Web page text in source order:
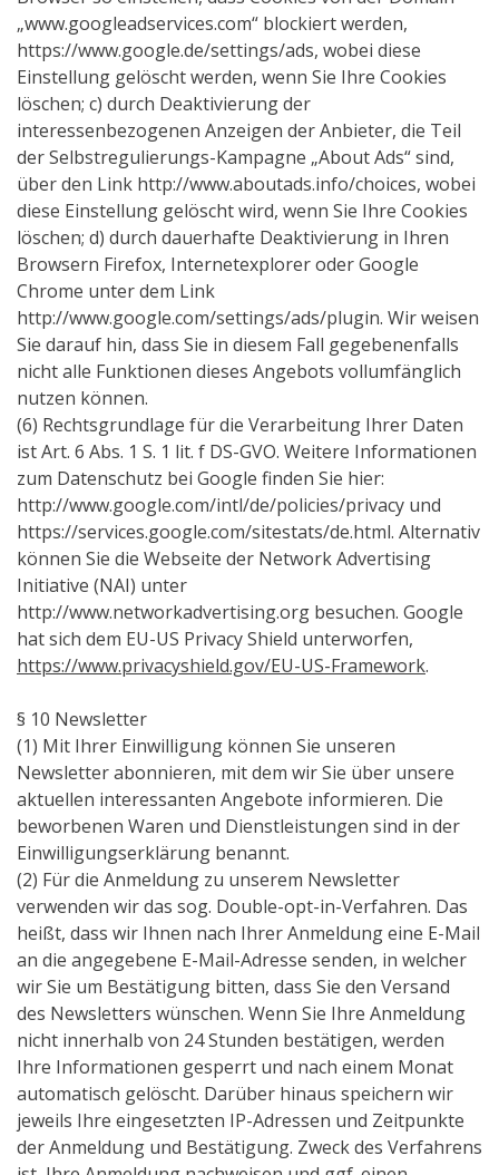
„www.googleadservices.com“ blockiert werden,
https://www.google.de/settings/ads, wobei diese
Einstellung gelöscht werden, wenn Sie Ihre Cookies
löschen; c) durch Deaktivierung der
interessenbezogenen Anzeigen der Anbieter, die Teil
der Selbstregulierungs-Kampagne „About Ads“ sind,
über den Link http://www.aboutads.info/choices, wobei
diese Einstellung gelöscht wird, wenn Sie Ihre Cookies
löschen; d) durch dauerhafte Deaktivierung in Ihren
Browsern Firefox, Internetexplorer oder Google
Chrome unter dem Link
http://www.google.com/settings/ads/plugin. Wir weisen
Sie darauf hin, dass Sie in diesem Fall gegebenenfalls
nicht alle Funktionen dieses Angebots vollumfänglich
nutzen können.
(6) Rechtsgrundlage für die Verarbeitung Ihrer Daten
ist Art. 6 Abs. 1 S. 1 lit. f DS-GVO. Weitere Informationen
zum Datenschutz bei Google finden Sie hier:
http://www.google.com/intl/de/policies/privacy und
https://services.google.com/sitestats/de.html. Alternativ
können Sie die Webseite der Network Advertising
Initiative (NAI) unter
http://www.networkadvertising.org besuchen. Google
hat sich dem EU-US Privacy Shield unterworfen,
https://www.privacyshield.gov/EU-US-Framework.
§ 10 Newsletter
(1) Mit Ihrer Einwilligung können Sie unseren
Newsletter abonnieren, mit dem wir Sie über unsere
aktuellen interessanten Angebote informieren. Die
beworbenen Waren und Dienstleistungen sind in der
Einwilligungserklärung benannt.
(2) Für die Anmeldung zu unserem Newsletter
verwenden wir das sog. Double-opt-in-Verfahren. Das
heißt, dass wir Ihnen nach Ihrer Anmeldung eine E-Mail
an die angegebene E-Mail-Adresse senden, in welcher
wir Sie um Bestätigung bitten, dass Sie den Versand
des Newsletters wünschen. Wenn Sie Ihre Anmeldung
nicht innerhalb von 24 Stunden bestätigen, werden
Ihre Informationen gesperrt und nach einem Monat
automatisch gelöscht. Darüber hinaus speichern wir
jeweils Ihre eingesetzten IP-Adressen und Zeitpunkte
der Anmeldung und Bestätigung. Zweck des Verfahrens